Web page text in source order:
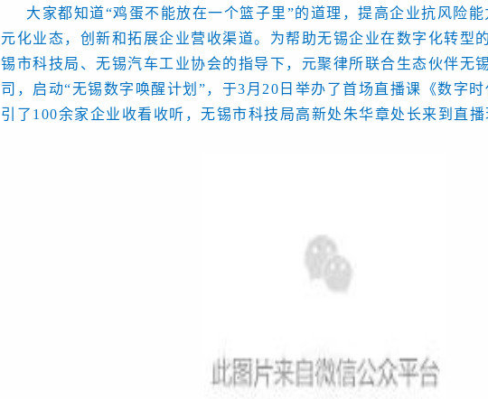
大家都知道“鸡蛋不能放在一个篮子里”的道理，提高企业抗风险
元化业态，创新和拓展企业营收渠道。为帮助无锡企业在数字化转型
锡市科技局、无锡汽车工业协会的指导下，元聚律所联合生态伙伴无
司，启动“无锡数字唤醒计划”，于3月20日举办了首场直播课《数字
引了100余家企业收看收听，无锡市科技局高新处朱华章处长来到直播